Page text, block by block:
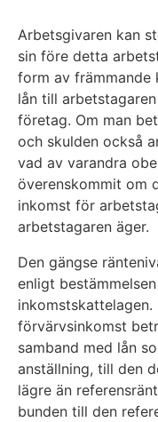
Arbetsgivaren kan
sin före detta
form av främmande
lån till
företag. Om man
och skulden också
vad av varandra
överenskommit om
inkomst för
arbetstagaren äger.
Den gängse
enligt
förvärvsinkomst
samband med lån
anställning, till den
lägre än
bunden till den